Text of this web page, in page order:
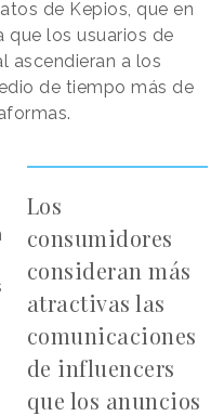
de Kepios, que en
que los usuarios de
ascendieran a los
de tiempo más de
Los
consumidores
consideran más
atractivas las
comunicaciones
de influencers
que los anuncios